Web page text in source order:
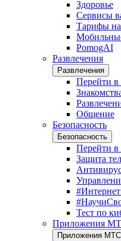
Здоровье
Сервисы
Тарифы на
PomogAI
Развлечения
Развлечения
Перейти в
Общение
Безопасность
Безопасность
Перейти в
Защита
Тест по
Приложения
Приложения МТС